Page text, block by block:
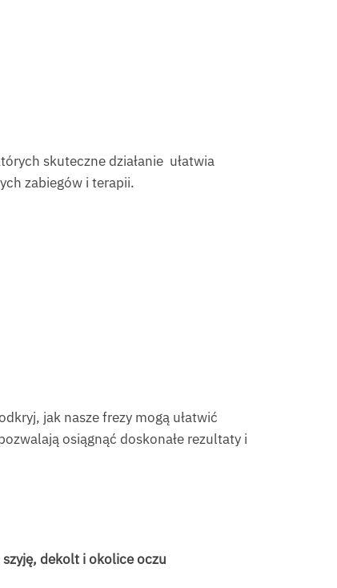
skuteczne działanie ułatwia
zabiegów i terapii.
jak nasze frezy mogą ułatwić
osiągnąć doskonałe rezultaty i
dekolt i okolice oczu